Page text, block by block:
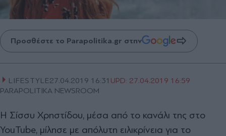
Προσθέστε το Parapolitika.gr στην
LIFESTYLE27.04.2019 16:31 UPD: 27.04.2019 16:59
PARAPOLITIKA NEWSROOM
Η Σίσσυ Χρηστίδου, μέσα από το κανάλι της στο
YouTube, μίλησε με απόλυτη ειλικρίνεια για το